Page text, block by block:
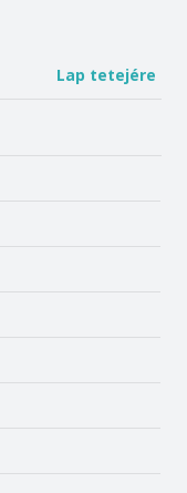
Lap tetejére